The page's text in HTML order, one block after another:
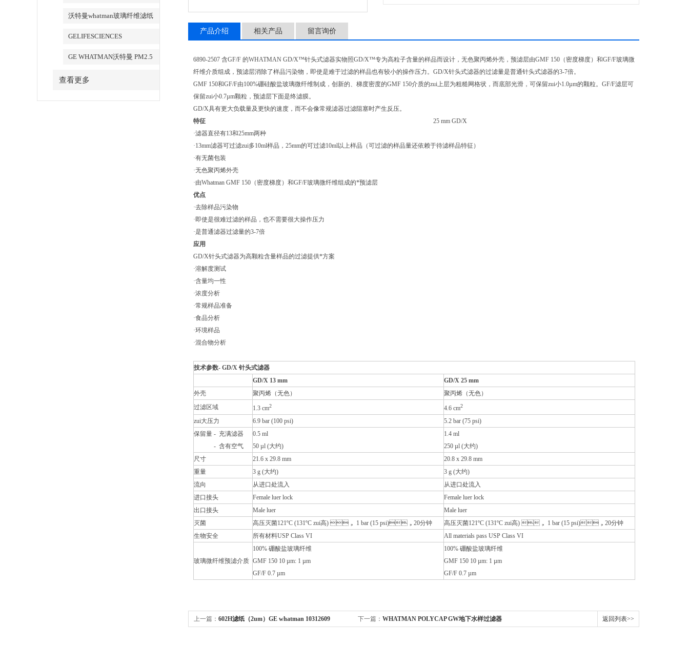
纸
沃特曼whatman玻璃纤维滤纸
GELIFESCIENCES
WHATMAN 转印记膜杂交膜
GE WHATMAN沃特曼 PM2.5
查看更多
产品介绍 相关产品 留言询价
6890-2507 含GF/F 的WHATMAN GD/X™针头式滤器实物照GD/X™专为高粒子含量的样品而设计，无色聚丙烯外壳，预滤层由GMF 150（密度梯度）和GF/F玻璃微
纤维介质组成，预滤层消除了样品污染物，即使是难于过滤的样品也有较小的操作压力。GD/X针头式滤器的过滤量是普通针头式滤器的3-7倍。
GMF 150和GF/F由100%硼硅酸盐玻璃微纤维制成，创新的、梯度密度的GMF 150介质的zui上层为粗糙网格状，而底部光滑，可保留zui小1.0µm的颗粒。GF/F滤层可
保留zui小0.7µm颗粒，预滤层下面是终滤膜。
GD/X具有更大负载量及更快的速度，而不会像常规滤器过滤阻塞时产生反压。
特征 25 mm GD/X
·滤器直径有13和25mm两种
·13mm滤器可过滤zui多10ml样品，25mm的可过滤10ml以上样品（可过滤的样品量还依赖于待滤样品特征）
·有无菌包装
·无色聚丙烯外壳
·由Whatman GMF 150（密度梯度）和GF/F玻璃微纤维组成的*预滤层
优点
·去除样品污染物
·即使是很难过滤的样品，也不需要很大操作压力
·是普通滤器过滤量的3-7倍
应用
GD/X针头式滤器为高颗粒含量样品的过滤提供*方案
·溶解度测试
·含量均一性
·浓度分析
·常规样品准备
·食品分析
·环境样品
·混合物分析
技术参数- GD/X 针头式滤器
GD/X 13 mm
GD/X 25 mm
外壳
聚丙烯（无色）
聚丙烯（无色）
过滤区域
1.3 cm2 4.6 cm2
zui大压力 6.9 bar (100 psi)
5.2 bar (75 psi)
保留量 - 充满滤器
- 含有空气
0.5 ml
50 µl (大约)
1.4 ml
250 µl (大约)
尺寸
21.6 x 29.8 mm
20.8 x 29.8 mm
重量
3 g (大约)
3 g (大约)
流向
从进口处流入
从进口处流入
进口接头
Female luer lock
Female luer lock
出口接头
Male luer
Male luer
灭菌
高压灭菌121ºC (131ºC zui高) ， 1 bar (15 psi)，20分钟
高压灭菌121ºC (131ºC zui高) ， 1 bar (15 psi)，20分钟
生物安全
所有材料USP Class VI All materials pass USP Class VI
玻璃微纤维预滤介质
100% 硼酸盐玻璃纤维
GMF 150 10 µm: 1 µm
GF/F 0.7 µm
100% 硼酸盐玻璃纤维
GMF 150 10 µm: 1 µm
GF/F 0.7 µm
上一篇： 602H滤纸（2um）GE whatman 10312609 下一篇： WHATMAN POLYCAP GW地下水样过滤器 返回列表>>